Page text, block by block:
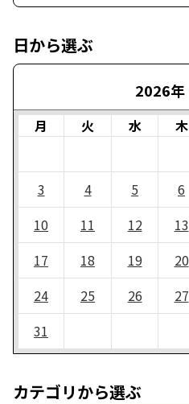
日から選ぶ
2026年
月 火 水 木
3
4 5 6
10
11 12 13
17
18 19 20
24
25 26 27
31
カテゴリから選ぶ